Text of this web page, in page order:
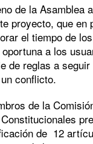
de la Asamblea
proyecto, que en
el tiempo de
a los
de reglas a
conflicto.
de la
de 12